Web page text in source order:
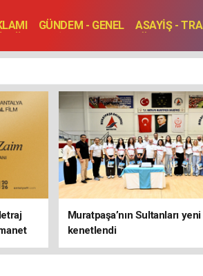
GÜNDEM - GENEL
ASAYİŞ -
Muratpaşa’nın Sultanları
kenetlendi